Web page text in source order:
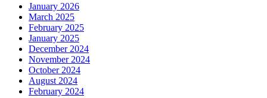
January 2026
March 2025
February 2025
January 2025
December 2024
November 2024
October 2024
August 2024
February 2024